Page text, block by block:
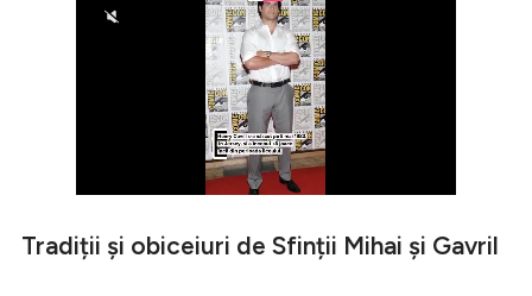
Tradiții și obiceiuri de Sfinții Mihai și Gavril